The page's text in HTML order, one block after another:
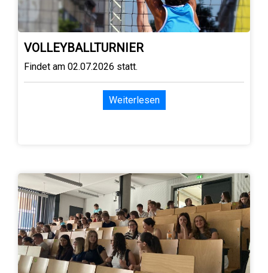
VOLLEYBALLTURNIER
Findet am 02.07.2026 statt.
Weiterlesen